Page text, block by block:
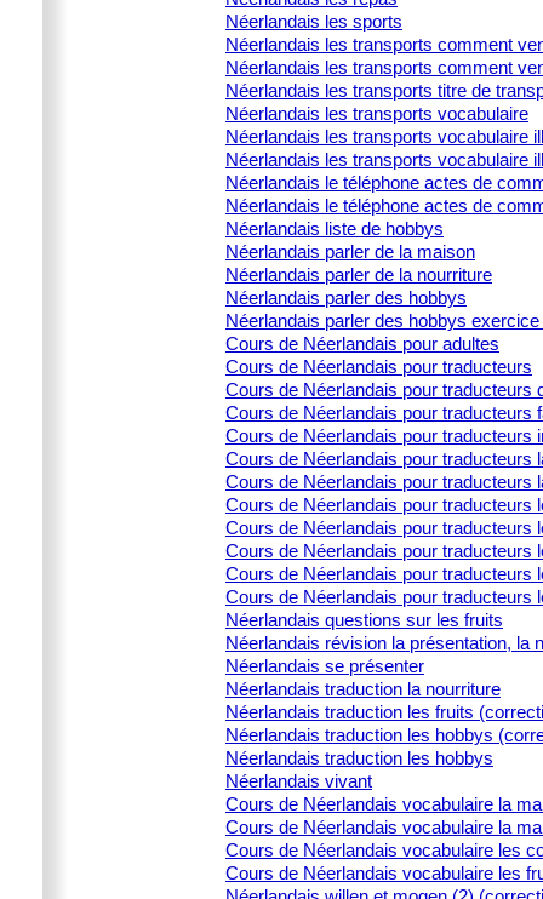
Néerlandais les sports
Néerlandais les transports comment
Néerlandais les transports comment
Néerlandais les transports titre de
Néerlandais les transports vocabulaire
Néerlandais les transports vocabulaire
Néerlandais les transports vocabulaire
Néerlandais le téléphone actes de
Néerlandais le téléphone actes de
Néerlandais liste de hobbys
Néerlandais parler de la maison
Néerlandais parler de la nourriture
Néerlandais parler des hobbys
Néerlandais parler des hobbys
Cours de Néerlandais pour adultes
Cours de Néerlandais pour traducteurs
Cours de Néerlandais pour traducteurs
Cours de Néerlandais pour traducteurs
Cours de Néerlandais pour traducteurs
Cours de Néerlandais pour traducteurs
Cours de Néerlandais pour traducteurs
Cours de Néerlandais pour traducteurs
Cours de Néerlandais pour traducteurs
Cours de Néerlandais pour traducteurs
Cours de Néerlandais pour traducteurs
Cours de Néerlandais pour traducteurs
Néerlandais questions sur les fruits
Néerlandais révision la présentation, la
Néerlandais se présenter
Néerlandais traduction la nourriture
Néerlandais traduction les fruits
Néerlandais traduction les hobbys
Néerlandais traduction les hobbys
Néerlandais vivant
Cours de Néerlandais vocabulaire la
Cours de Néerlandais vocabulaire la
Cours de Néerlandais vocabulaire les
Cours de Néerlandais vocabulaire les